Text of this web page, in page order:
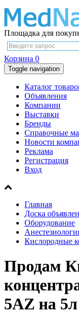
Площадка для
Корзина 0
Toggle navigation
Каталог
Объявления
Компании
Выставки
Бренды
Справочные
Новости
Реклама
Регистрация
Вход
Главная
Доска
Оборудование
Кислородные
Продам
5AZ на 5л